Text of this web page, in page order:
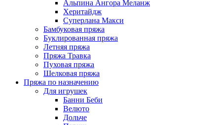
Альпина Ангора Меланж
Херитайдж
Суперлана Макси
Бамбуковая пряжа
Буклированная пряжа
Летняя пряжа
Пряжа Травка
Пуховая пряжа
Шелковая пряжа
Пряжа по назначению
Для игрушек
Банни Беби
Велюто
Дольче